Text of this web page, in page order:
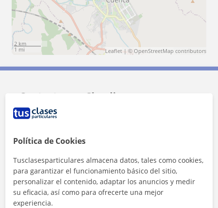
2 km
1 mi
Leaflet | © OpenStreetMap contributors
Contacta con Claudia
Política de Cookies
Tusclasesparticulares almacena datos, tales como cookies,
para garantizar el funcionamiento básico del sitio,
personalizar el contenido, adaptar los anuncios y medir
su eficacia, así como para ofrecerte una mejor
experiencia.